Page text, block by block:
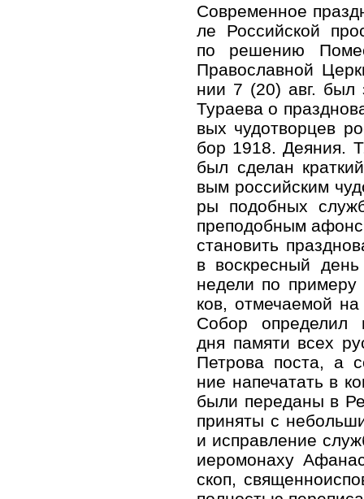
Современное
ле Рос­сий­ской
по ре­ше­нию
Пра­во­слав­ной
нии 7 (20) авг.
Ту­ра­е­ва о
вых чу­до­твор­цев
бор 1918. Де­я­ния.
был сде­лан
вым рос­сий­ским
ры по­доб­ных
пре­по­доб­ным
ста­но­вить
в вос­крес­ный
неде­ли по
ков, от­ме­ча­е­мой
Со­бор опре­де­лил
дня па­мя­ти всех
Пет­ро­ва по­ста, а
ние на­пе­ча­тать в
бы­ли пе­ре­да­ны в
при­ня­ты с
и ис­прав­ле­ние
иеромонаху
скоп,